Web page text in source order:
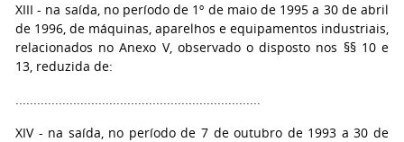
XIII - na saída, no período de 1º de maio de 1995 a 30 de abril
de 1996, de máquinas, aparelhos e equipamentos industriais,
relacionados no Anexo V, observado o disposto nos §§ 10 e
13, reduzida de:
....................................................................
XIV - na saída, no período de 7 de outubro de 1993 a 30 de